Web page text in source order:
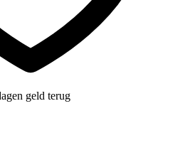
geld terug